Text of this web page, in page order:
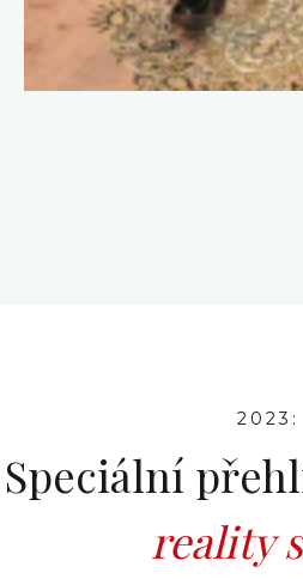
2023:
Speciální
reality